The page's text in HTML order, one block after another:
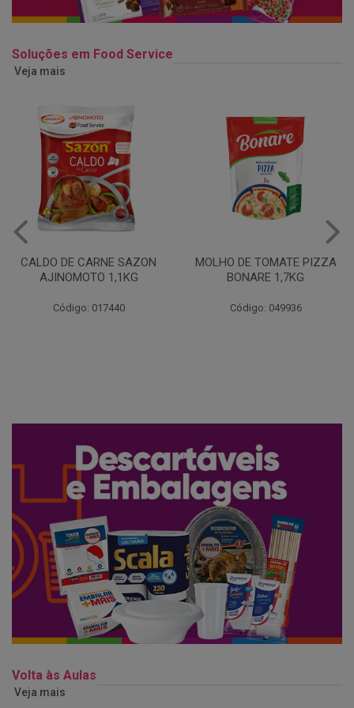
Soluções em Food Service
Veja mais
MOLHO DE TOMATE PIZZA
BONARE 1,7KG
Código: 049936
MARGARINA USO
PROFISSIONAL 80% CUKIN
Código: 062469
Volta às Aulas
Veja mais